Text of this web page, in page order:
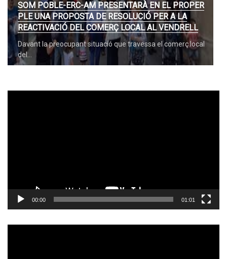
SOM POBLE-ERC-AM PRESENTARÀ EN EL PROPER
PLE UNA PROPOSTA DE RESOLUCIÓ PER A LA
REACTIVACIÓ DEL COMERÇ LOCAL AL VENDRELL
Davant la preocupant situació que travessa el comerç local
del…
00:00 01:01